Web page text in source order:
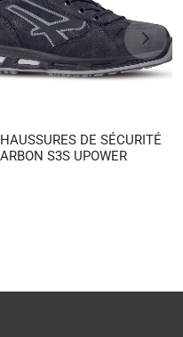
DE SÉCURITÉ
S3S UPOWER